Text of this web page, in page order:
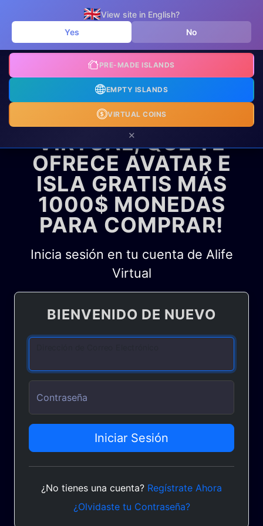
🔥PREMIUM
PRE-MADE ISLANDS
EMPTY ISLANDS
VIRTUAL COINS
×
🇬🇧View site in English?
Yes
No
¡BIENVENIDO DE
NUEVO A ALIFE
VIRTUAL, QUE TE
OFRECE AVATAR E
ISLA GRATIS MÁS
1000$ MONEDAS
PARA COMPRAR!
Inicia sesión en tu cuenta de Alife
Virtual
BIENVENIDO DE NUEVO
Contraseña
Iniciar Sesión
¿No tienes una cuenta? Regístrate Ahora
¿Olvidaste tu Contraseña?